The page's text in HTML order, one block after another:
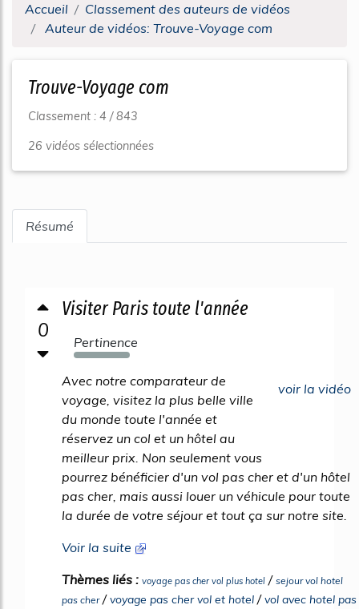
Accueil
Classement des auteurs de vidéos
Auteur de vidéos: Trouve-Voyage com
Trouve-Voyage com
Classement : 4 / 843
26 vidéos sélectionnées
Résumé
0
Visiter Paris toute l'année
Pertinence
1990%
voir la vidéo
Avec notre comparateur de
voyage, visitez la plus belle ville
du monde toute l'année et
réservez un col et un hôtel au
meilleur prix. Non seulement vous
pourrez bénéficier d'un vol pas cher et d'un hôtel
pas cher, mais aussi louer un véhicule pour toute
la durée de votre séjour et tout ça sur notre site.
Voir la suite
Thèmes liés : voyage pas cher vol plus hotel / sejour vol hotel
pas cher/voyage pas cher vol et hotel /vol avec hotel pas